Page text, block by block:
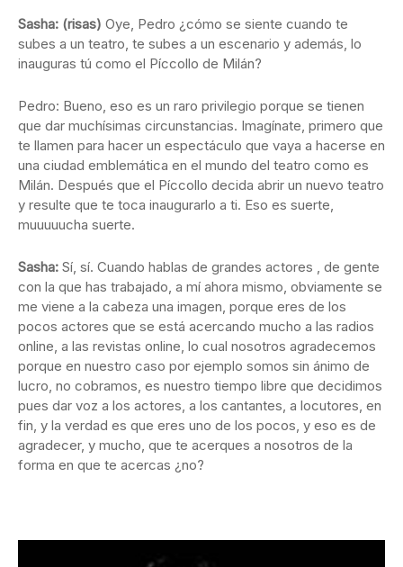
Sasha: (risas) Oye, Pedro ¿cómo se siente cuando te
subes a un teatro, te subes a un escenario y además, lo
inauguras tú como el Píccollo de Milán?
Pedro: Bueno, eso es un raro privilegio porque se tienen
que dar muchísimas circunstancias. Imagínate, primero que
te llamen para hacer un espectáculo que vaya a hacerse en
una ciudad emblemática en el mundo del teatro como es
Milán. Después que el Píccollo decida abrir un nuevo teatro
y resulte que te toca inaugurarlo a ti. Eso es suerte,
muuuuucha suerte.
Sasha: Sí, sí. Cuando hablas de grandes actores , de gente
con la que has trabajado, a mí ahora mismo, obviamente se
me viene a la cabeza una imagen, porque eres de los
pocos actores que se está acercando mucho a las radios
online, a las revistas online, lo cual nosotros agradecemos
porque en nuestro caso por ejemplo somos sin ánimo de
lucro, no cobramos, es nuestro tiempo libre que decidimos
pues dar voz a los actores, a los cantantes, a locutores, en
fin, y la verdad es que eres uno de los pocos, y eso es de
agradecer, y mucho, que te acerques a nosotros de la
forma en que te acercas ¿no?